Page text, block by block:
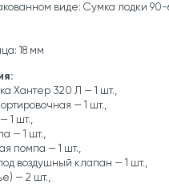
виде: Сумка лодки
18 мм
Хантер 320 Л — 1 шт.,
— 1 шт.,
1 шт.,
— 1 шт.,
помпа — 1 шт.,
воздушный клапан — 1 шт.,
— 2 шт.,